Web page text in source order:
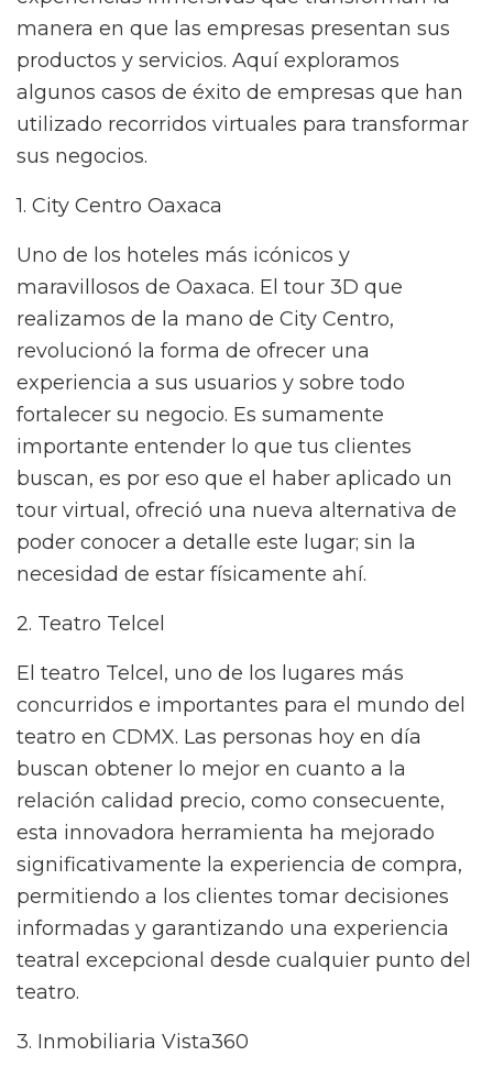
manera en que las empresas presentan sus
productos y servicios. Aquí exploramos
algunos casos de éxito de empresas que han
utilizado recorridos virtuales para transformar
sus negocios.
1. City Centro Oaxaca
Uno de los hoteles más icónicos y
maravillosos de Oaxaca. El tour 3D que
realizamos de la mano de City Centro,
revolucionó la forma de ofrecer una
experiencia a sus usuarios y sobre todo
fortalecer su negocio. Es sumamente
importante entender lo que tus clientes
buscan, es por eso que el haber aplicado un
tour virtual, ofreció una nueva alternativa de
poder conocer a detalle este lugar; sin la
necesidad de estar físicamente ahí.
2. Teatro Telcel
El teatro Telcel, uno de los lugares más
concurridos e importantes para el mundo del
teatro en CDMX. Las personas hoy en día
buscan obtener lo mejor en cuanto a la
relación calidad precio, como consecuente,
esta innovadora herramienta ha mejorado
significativamente la experiencia de compra,
permitiendo a los clientes tomar decisiones
informadas y garantizando una experiencia
teatral excepcional desde cualquier punto del
teatro.
3. Inmobiliaria Vista360